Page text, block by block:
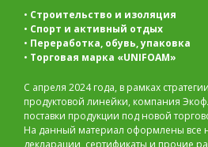
• Строительство и изоляция
• Спорт и активный отдых
• Переработка, обувь, упаковка
• Торговая марка «UNIFOAM»
С апреля 2024 года, в рамках
продуктовой линейки, компания
поставки продукции под новой
На данный материал оформлены все